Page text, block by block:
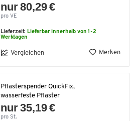
nur 80,29 €
pro VE
Lieferzeit:Lieferbar innerhalb von 1-2
Werktagen
Vergleichen Merken
Pflasterspender QuickFix,
wasserfeste Pflaster
nur 35,19 €
pro St.